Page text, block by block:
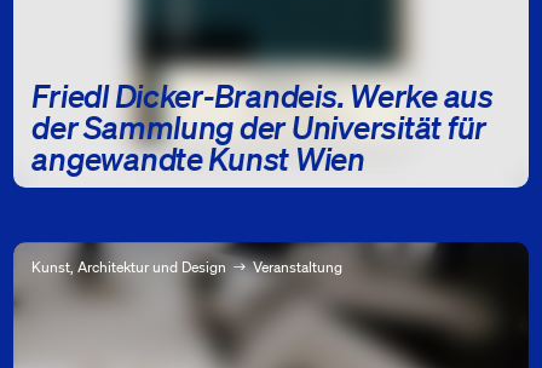
Friedl Dicker-Brandeis. Werke aus
der Sammlung der Universität für
angewandte Kunst Wien
Kunst, Architektur und Design Veranstaltung